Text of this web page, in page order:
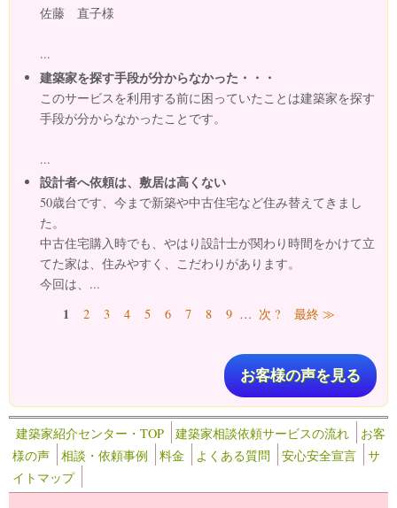
佐藤 直子様
...
建築家を探す手段が分からなかった・・・
このサービスを利用する前に困っていたことは建築家を探す
手段が分からなかったことです。
...
設計者へ依頼は、敷居は高くない
50歳台です、今まで新築や中古住宅など住み替えてきまし
た。
中古住宅購入時でも、やはり設計士が関わり時間をかけて立
てた家は、住みやすく、こだわりがあります。
今回は、...
ページ1 2 3 4 5 6 7 8 9 … 次 ? 最終 ≫
お客様の声を見る
建築家紹介センター・TOP 建築家相談依頼サービスの流れ
お客
様の声
相談・依頼事例 料金 よくある質問 安心安全宣言
サ
イトマップ